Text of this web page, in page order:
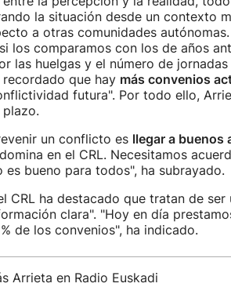
la situación desde un contexto
a otras comunidades
los comparamos con los de años
las huelgas y el número de
recordado que hay más convenios
futura". Por todo ello,
un conflicto es llegar a buenos
en el CRL. Necesitamos
es bueno para todos", ha subrayado.
CRL ha destacado que tratan de
clara". "Hoy en día
de los convenios", ha indicado.
Arrieta en Radio Euskadi